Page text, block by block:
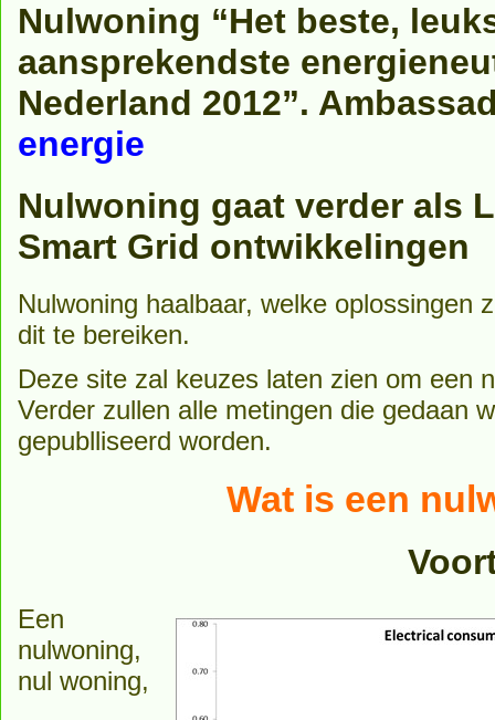
Nulwoning “Het beste,
aansprekendste
Nederland 2012”.
energie
Nulwoning gaat verder als
Smart Grid ontwikkelingen
Nulwoning haalbaar, welke oplossingen
dit te bereiken.
Deze site zal keuzes laten zien om een
Verder zullen alle metingen die gedaan
gepublliseerd worden.
Wat is een
Een
nulwoning,
nul woning,